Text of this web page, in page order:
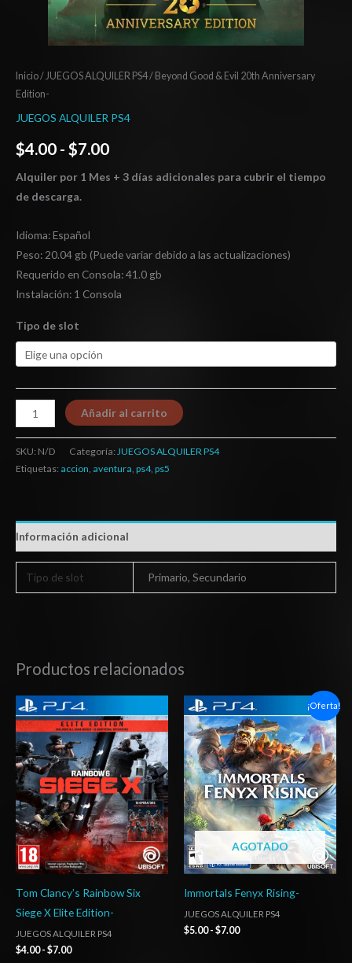
Inicio/ JUEGOS ALQUILER PS4/ Beyond Good & Evil 20th Anniversary
Edition-
JUEGOS ALQUILER PS4
$4.00 - $7.00
Alquiler por 1 Mes + 3 días adicionales para cubrir el tiempo
de descarga.
Idioma: Español
Peso: 20.04 gb (Puede variar debido a las actualizaciones)
Requerido en Consola: 41.0 gb
Instalación: 1 Consola
Tipo de slot
Añadir al carrito
SKU: N/D Categoría: JUEGOS ALQUILER PS4
Etiquetas: accion, aventura, ps4, ps5
Información adicional
Tipo de slot Primario, Secundario
Productos relacionados
Tom Clancy’s Rainbow Six
Siege X Elite Edition-
JUEGOS ALQUILER PS4
$4.00 - $7.00
Rango
de
precios:
desde
$4.00
hasta
$7.00
¡Oferta!
AGOTADO
Immortals Fenyx Rising-
JUEGOS ALQUILER PS4
$5.00 - $7.00
Rango
de
precios:
desde
$5.00
hasta
$7.00